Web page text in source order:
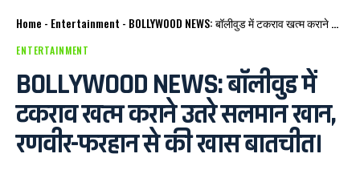
Home - Entertainment - BOLLYWOOD NEWS: बॉलीवुड में टकराव खत्म कराने उतरे सलमान खान, रणवीर-फरहान से की खास बातचीत।
ENTERTAINMENT
BOLLYWOOD NEWS: बॉलीवुड में
टकराव खत्म कराने उतरे सलमान खान,
रणवीर-फरहान से की खास बातचीत।